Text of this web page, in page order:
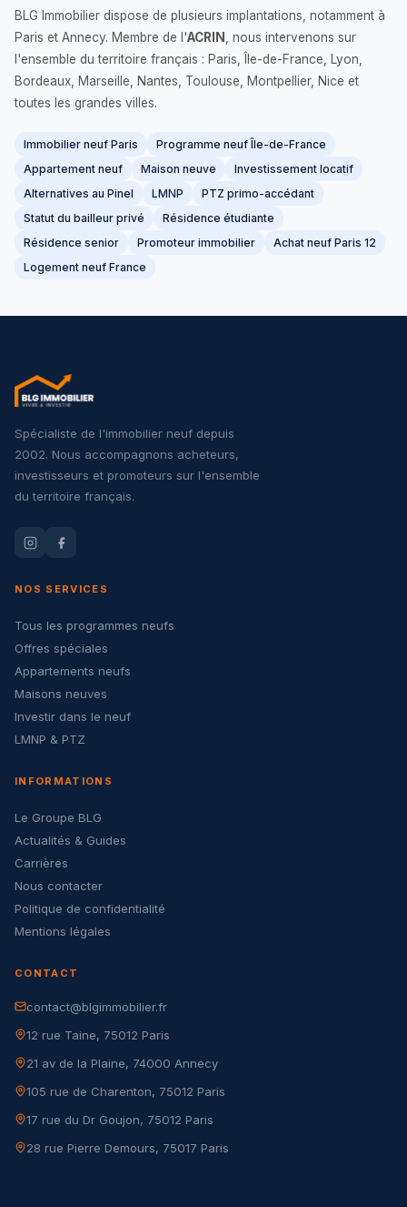
BLG Immobilier dispose de plusieurs implantations, notamment à
Paris et Annecy. Membre de l'ACRIN
, nous intervenons sur
l'ensemble du territoire français : Paris, Île-de-France, Lyon,
Bordeaux, Marseille, Nantes, Toulouse, Montpellier, Nice et
toutes les grandes villes.
Immobilier neuf Paris
Programme neuf Île-de-France
Appartement neuf
Maison neuve
Investissement locatif
Alternatives au Pinel
LMNP
PTZ primo-accédant
Statut du bailleur privé
Résidence étudiante
Résidence senior
Promoteur immobilier
Achat neuf Paris 12
Logement neuf France
Spécialiste de l'immobilier neuf depuis
2002. Nous accompagnons acheteurs,
investisseurs et promoteurs sur l'ensemble
du territoire français.
NOS SERVICES
Tous les programmes neufs
Offres spéciales
Appartements neufs
Maisons neuves
Investir dans le neuf
LMNP & PTZ
INFORMATIONS
Le Groupe BLG
Actualités & Guides
Carrières
Nous contacter
Politique de confidentialité
Mentions légales
CONTACT
contact@blgimmobilier.fr
12 rue Taine, 75012 Paris
21 av de la Plaine, 74000 Annecy
105 rue de Charenton, 75012 Paris
17 rue du Dr Goujon, 75012 Paris
28 rue Pierre Demours, 75017 Paris